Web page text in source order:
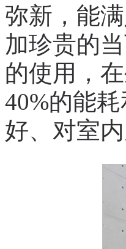
弥新，能
加珍贵的
的使用，
40%的能
好、对室